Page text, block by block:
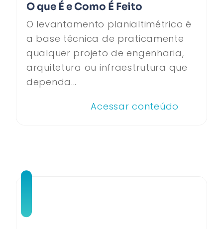
O que É e Como É Feito
O levantamento planialtimétrico é
a base técnica de praticamente
qualquer projeto de engenharia,
arquitetura ou infraestrutura que
dependa...
Acessar conteúdo